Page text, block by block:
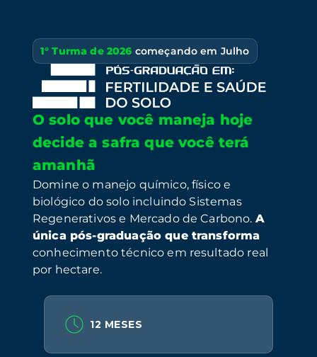
1° Turma de 2026 começando em Julho
O solo que você maneja hoje
decide a safra que você terá
amanhã
Domine o manejo químico, físico e
biológico do solo incluindo Sistemas
Regenerativos e Mercado de Carbono. A
única pós-graduação que transforma
conhecimento técnico em resultado real
por hectare.
12 MESES